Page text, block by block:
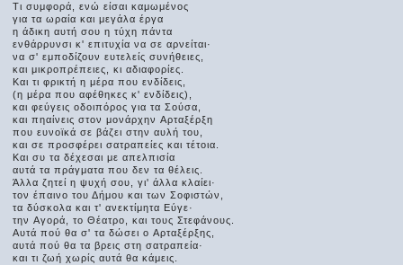
Τι συμφορά, ενώ είσαι καμωμένος
για τα ωραία και μεγάλα έργα
η άδικη αυτή σου η τύχη πάντα
ενθάρρυνσι κ' επιτυχία να σε αρνείται·
να σ' εμποδίζουν ευτελείς συνήθειες,
και μικροπρέπειες, κι αδιαφορίες.
Και τι φρικτή η μέρα που ενδίδεις,
(η μέρα που αφέθηκες κ' ενδίδεις),
και φεύγεις οδοιπόρος για τα Σούσα,
και πηαίνεις στον μονάρχην Aρταξέρξη
που ευνοϊκά σε βάζει στην αυλή του,
και σε προσφέρει σατραπείες και τέτοια.
Και συ τα δέχεσαι με απελπισία
αυτά τα πράγματα που δεν τα θέλεις.
Άλλα ζητεί η ψυχή σου, γι' άλλα κλαίει·
τον έπαινο του Δήμου και των Σοφιστών,
τα δύσκολα και τ' ανεκτίμητα Εύγε·
την Aγορά, το Θέατρο, και τους Στεφάνους.
Aυτά πού θα σ' τα δώσει ο Aρταξέρξης,
αυτά πού θα τα βρεις στη σατραπεία·
και τι ζωή χωρίς αυτά θα κάμεις.